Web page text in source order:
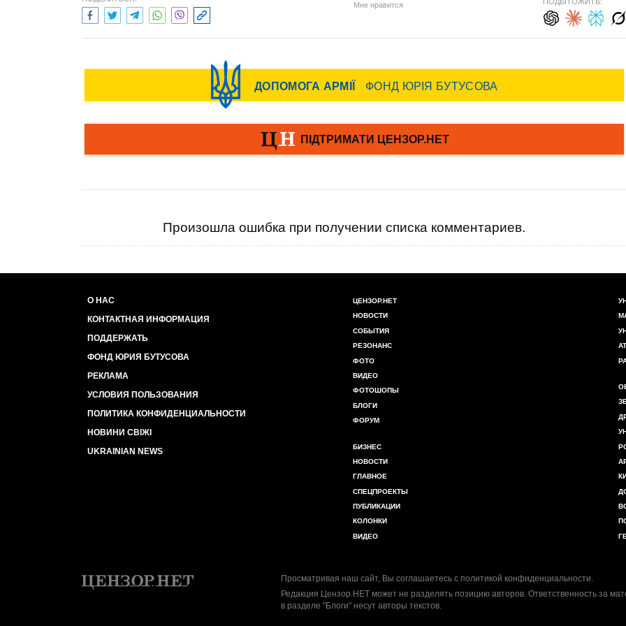
Мне нравится
Произошла ошибка при получении списка комментариев.
О НАС
КОНТАКТНАЯ ИНФОРМАЦИЯ
ПОДДЕРЖАТЬ
ФОНД ЮРИЯ БУТУСОВА
РЕКЛАМА
УСЛОВИЯ ПОЛЬЗОВАНИЯ
ПОЛИТИКА КОНФИДЕНЦИАЛЬНОСТИ
НОВИНИ СВІЖІ
UKRAINIAN NEWS
ЦЕНЗОР.НЕТ
НОВОСТИ
СОБЫТИЯ
РЕЗОНАНС
ФОТО
ВИДЕО
ФОТОШОПЫ
БЛОГИ
ФОРУМ
БИЗНЕС
НОВОСТИ
ГЛАВНОЕ
СПЕЦПРОЕКТЫ
ПУБЛИКАЦИИ
КОЛОНКИ
ВИДЕО
Просматривая наш сайт, Вы соглашаетесь с политикой конфиденциальности.
Редакция Цензор.НЕТ может не разделять позицию авторов. Ответственность за
в разделе "Блоги" несут авторы текстов.